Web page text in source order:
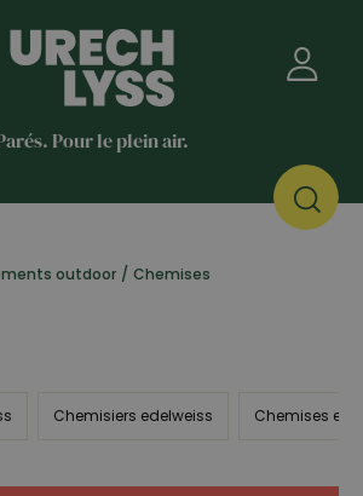
Pour le plein air.
outdoor / Chemises
Chemisiers edelweiss Chemises en